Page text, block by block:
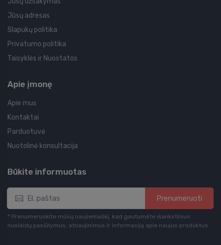
Jūsų adresas
Slapukų politika
Privatumo politika
Taisyklės ir Nuostatos
Apie įmonę
Apie mus
Kontaktai
Parduotuvė
Nuotolinė konsultacija
Būkite informuotas
Prenumeruoti
* Prenumeruokite mūsų naujienlaiškį, kad gautumėte išankstinius
nuolaidų pasiūlymus, atnaujinimus ir informaciją apie naujus produktus